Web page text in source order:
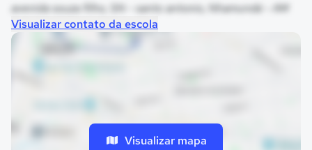
avenida souza filho, SN - santo antonio, Nhamundá - AM
Visualizar contato da escola
Visualizar mapa